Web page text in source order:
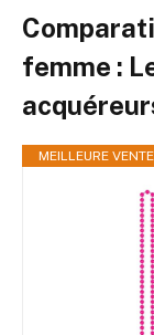
femme :
MEILLEURE